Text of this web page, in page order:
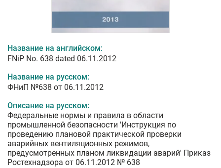
Название на английском:
FNiP No. 638 dated 06.11.2012
Название на русском:
ФНиП №638 от 06.11.2012
Описание на русском:
Федеральные нормы и правила в области
промышленной безопасности 'Инструкция по
проведению плановой практической проверки
аварийных вентиляционных режимов,
предусмотренных планом ликвидации аварий' Приказ
Ростехнадзора от 06.11.2012 № 638